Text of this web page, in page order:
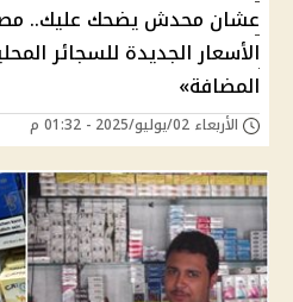
عشان محدش يضحك عليك..
الأسعار الجديدة للسجائر
المضافة»
الأربعاء 02/يوليو/2025 - 01:32 م